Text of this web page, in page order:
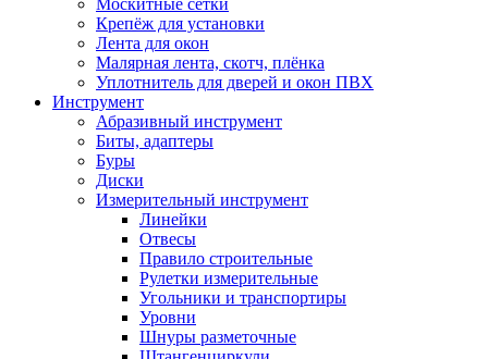
Москитные сетки
Крепёж для установки
Лента для окон
Малярная лента, скотч, плёнка
Уплотнитель для дверей и окон ПВХ
Инструмент
Абразивный инструмент
Биты, адаптеры
Буры
Диски
Измерительный инструмент
Линейки
Отвесы
Правило строительные
Рулетки измерительные
Угольники и транспортиры
Уровни
Шнуры разметочные